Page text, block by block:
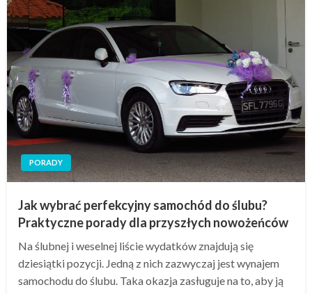
PORADY
Jak wybrać perfekcyjny samochód do ślubu?
Praktyczne porady dla przyszłych nowożeńców
Na ślubnej i weselnej liście wydatków znajdują się
dziesiątki pozycji. Jedną z nich zazwyczaj jest wynajem
samochodu do ślubu. Taka okazja zasługuje na to, aby ją